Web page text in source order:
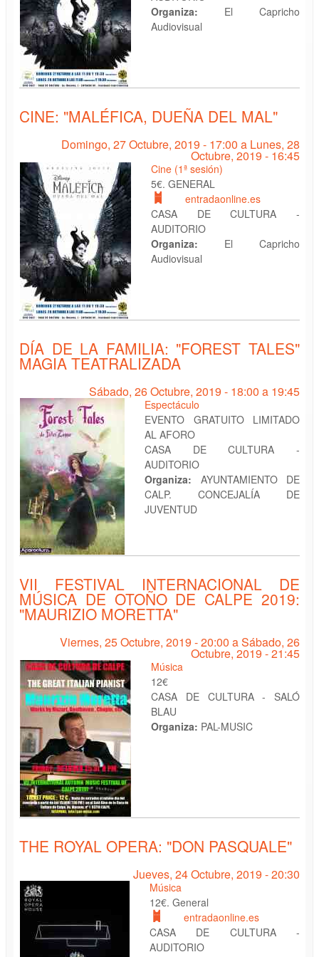
Organiza: El Capricho
Audiovisual
CINE: "MALÉFICA, DUEÑA DEL MAL"
Domingo, 27 Octubre, 2019 - 17:00 a Lunes, 28
Octubre, 2019 - 16:45
Cine (1ª sesión)
5€. GENERAL
entradaonline.es
CASA DE CULTURA -
AUDITORIO
Organiza: El Capricho
Audiovisual
DÍA DE LA FAMILIA: "FOREST TALES"
MAGIA TEATRALIZADA
Sábado, 26 Octubre, 2019 - 18:00 a 19:45
Espectáculo
EVENTO GRATUITO LIMITADO
AL AFORO
CASA DE CULTURA -
AUDITORIO
Organiza: AYUNTAMIENTO DE
CALP. CONCEJALÍA DE
JUVENTUD
VII FESTIVAL INTERNACIONAL DE
MÚSICA DE OTOÑO DE CALPE 2019:
"MAURIZIO MORETTA"
Viernes, 25 Octubre, 2019 - 20:00 aSábado, 26
Octubre, 2019 - 21:45
Música
12€
CASA DE CULTURA - SALÓ
BLAU
Organiza: PAL-MUSIC
THE ROYAL OPERA: "DON PASQUALE"
Jueves, 24 Octubre, 2019 - 20:30
Música
12€. General
entradaonline.es
CASA DE CULTURA -
AUDITORIO